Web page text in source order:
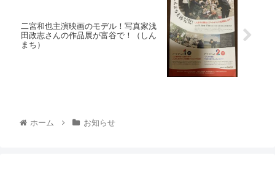
二宮和也主演映画のモデル！写真家浅
田政志さんの作品展が富谷で！（しん
まち）
ホーム お知らせ